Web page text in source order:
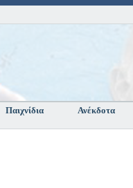
Παιχνίδια Ανέκδοτα